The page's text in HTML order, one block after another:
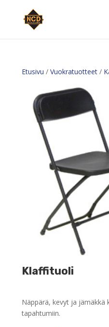
Etusivu / Vuokratuotteet/
Klaffituoli
Näppärä, kevyt ja jämäkkä
tapahtumiin.